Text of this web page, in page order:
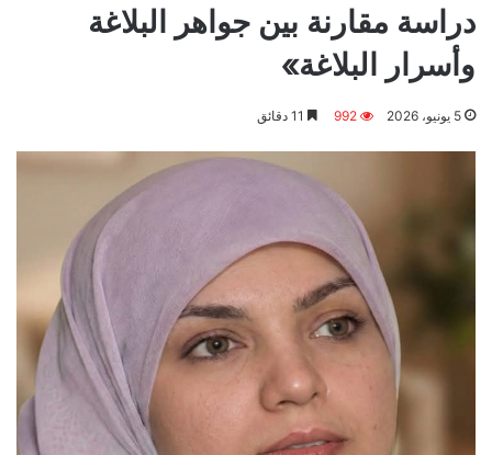
دراسة مقارنة بين جواهر البلاغة
وأسرار البلاغة»
5 يونيو، 2026 992